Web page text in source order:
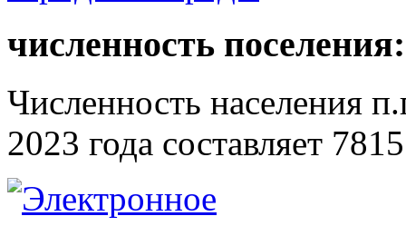
численность поселения:
Численность населения
2023 года составляет